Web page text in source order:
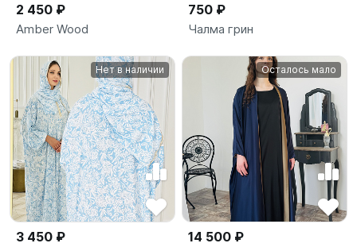
2 450 ₽
Amber Wood
750 ₽
Чалма грин
Нет в наличии
3 450 ₽
Осталось мало
14 500 ₽